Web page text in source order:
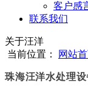
客户感
联系我们
关于汪洋
当前位置：
网站
珠海汪洋水处理